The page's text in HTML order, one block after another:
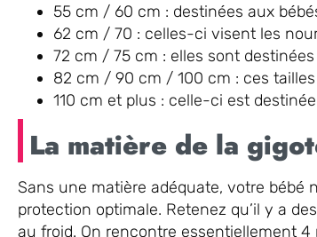
55 cm / 60 cm : destinées aux
62 cm / 70 : celles-ci visent les
72 cm / 75 cm : elles sont
82 cm / 90 cm / 100 cm : ces
110 cm et plus : celle-ci est
La matière de la
Sans une matière adéquate, votre bébé
protection optimale. Retenez qu’il y a
au froid. On rencontre essentiellement 4